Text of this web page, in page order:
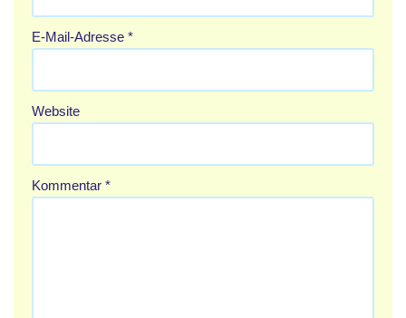
E-Mail-Adresse *
Website
Kommentar *